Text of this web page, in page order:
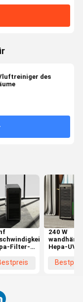
des
Filter-
240 W
Hepa-UV-